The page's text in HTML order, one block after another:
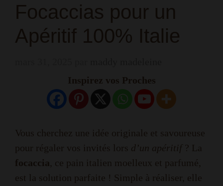
Focaccias pour un
Apéritif 100% Italie
Inspirez vos Proches
Vous cherchez une idée originale et savoureuse
pour régaler vos invités lors d’un apéritif ? La
focaccia, ce pain italien moelleux et parfumé,
est la solution parfaite ! Simple à réaliser, elle